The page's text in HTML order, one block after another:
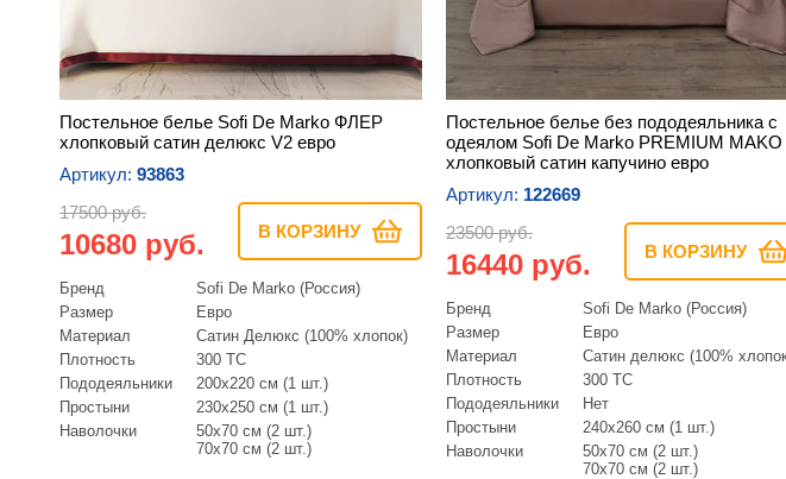
Постельное белье Sofi De Marko ФЛЕР
хлопковый сатин делюкс V2 евро
Артикул: 93863
17500 руб.
10680 руб. В КОРЗИНУ
Бренд
Sofi De Marko (Россия)
Размер
Евро
Материал
Сатин Делюкс (100% хлопок)
Плотность
300 TC
Пододеяльники
200х220 см (1 шт.)
Простыни
230х250 см (1 шт.)
Наволочки
50х70 см (2 шт.)
70х70 см (2 шт.)
Постельное белье без пододеяльника с
одеялом Sofi De Marko PREMIUM MAKO
хлопковый сатин капучино евро
Артикул: 122669
23500 руб.
16440 руб. В КОРЗИНУ
Бренд
Sofi De Marko (Россия)
Размер
Евро
Материал
Сатин делюкс (100%
Плотность
300 ТС
Пододеяльники
Нет
Простыни
240х260 см (1 шт.)
Наволочки
50х70 см (2 шт.)
70х70 см (2 шт.)